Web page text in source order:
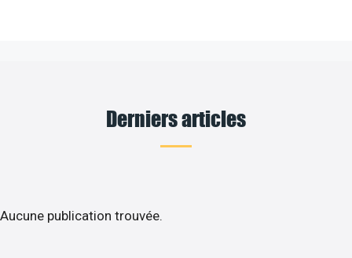
Derniers articles
Aucune publication trouvée.